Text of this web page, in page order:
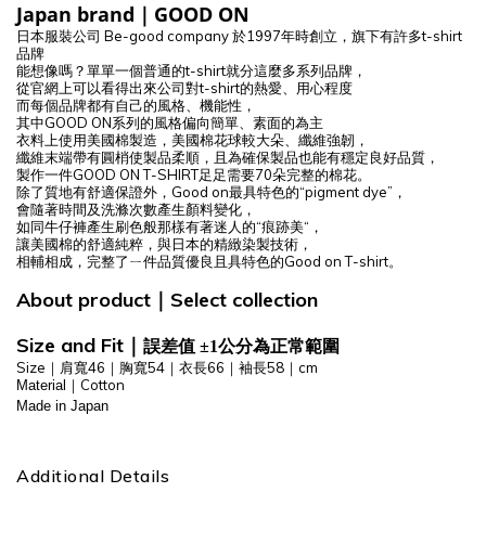
Japan brand ｜GOOD ON
日本服裝公司 Be-good company於1997年時創立，旗下有許多t-shirt
品牌
能想像嗎？單單一個普通的t-shirt就分這麼多系列品牌，
從官網上可以看得出來公司對t-shirt的熱愛、用心程度
而每個品牌都有自己的風格、機能性，
其中GOOD ON系列的風格偏向簡單、素面的為主
衣料上使用美國棉製造，美國棉花球較大朵、纖維強韌，
纖維末端帶有圓梢使製品柔順， 且為確保製品也能有穩定良好品質，
製作一件GOOD ON T-SHIRT足足需要70朵完整的棉花。
除了質地有舒適保證外，Good on最具特色的“pigment dye”，
會隨著時間及洗滌次數產生顏料變化，
如同牛仔褲產生刷色般那樣有著迷人的“痕跡美“，
讓美國棉的舒適純粹，與日本的精緻染製技術，
相輔相成，完整了ㄧ件品質優良且具特色的Good on T-shirt。
About product Select collection
Size and Fit
誤差值 ±1公分為正常範圍
Size｜肩寬46｜胸寬54｜衣長66｜袖長58 ｜cm
Material｜ Cotton
Made in Japan
Additional Details